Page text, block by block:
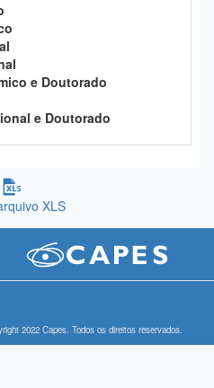
e Doutorado
e Doutorado
XLS
2022 Capes. Todos os direitos reservados.